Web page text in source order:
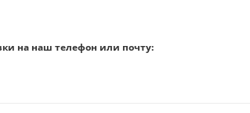
на наш телефон или почту: